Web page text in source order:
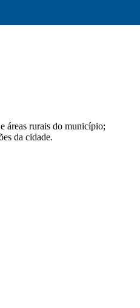
áreas rurais do município;
da cidade.